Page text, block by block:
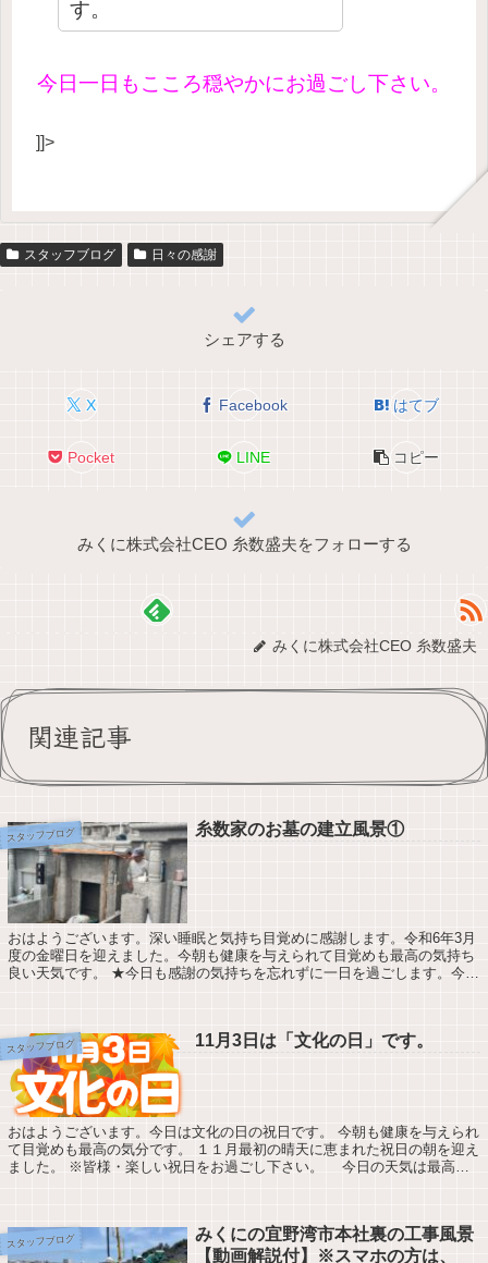
す。
今日一日もこころ穏やかにお過ごし下さい。
]]>
スタッフブログ 日々の感謝
シェアする
X Facebook はてブ
Pocket LINE コピー
みくに株式会社CEO 糸数盛夫をフォローする
みくに株式会社CEO 糸数盛夫
関連記事
スタッフブログ 糸数家のお墓の建立風景①
おはようございます。深い睡眠と気持ち目覚めに感謝します。令和6年3月
度の金曜日を迎えました。今朝も健康を与えられて目覚めも最高の気持ち
良い天気です。 ★今日も感謝の気持ちを忘れずに一日を過ごします。今日
スタッフブログ 11月3日は「文化の日」です。
おはようございます。今日は文化の日の祝日です。 今朝も健康を与えられ
て目覚めも最高の気分です。 １１月最初の晴天に恵まれた祝日の朝を迎え
ました。 ※皆様・楽しい祝日をお過ごし下さい。 今日の天気は最高気
スタッフブログ
みくにの宜野湾市本社裏の工事風景
【動画解説付】※スマホの方は、